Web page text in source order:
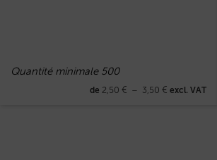
Quantité minimale 500
de 2,50 € – 3,50 € excl. VAT